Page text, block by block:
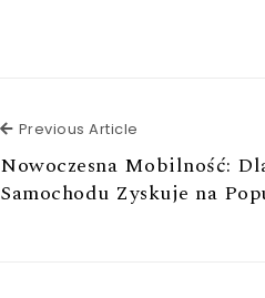
Previous Article
Nowoczesna Mobilność:
Samochodu Zyskuje na